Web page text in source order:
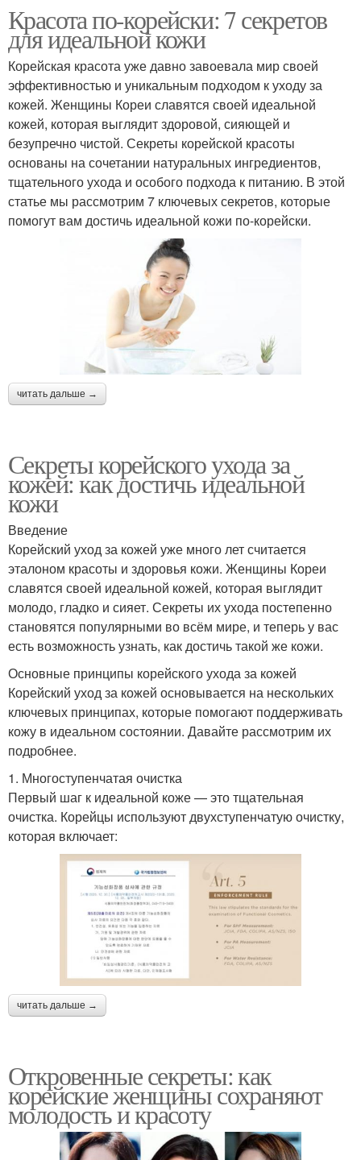
Красота по-корейски: 7 секретов
для идеальной кожи
Корейская красота уже давно завоевала мир своей
эффективностью и уникальным подходом к уходу за
кожей. Женщины Кореи славятся своей идеальной
кожей, которая выглядит здоровой, сияющей и
безупречно чистой. Секреты корейской красоты
основаны на сочетании натуральных ингредиентов,
тщательного ухода и особого подхода к питанию. В этой
статье мы рассмотрим 7 ключевых секретов, которые
помогут вам достичь идеальной кожи по-корейски.
читать дальше →
Секреты корейского ухода за
кожей: как достичь идеальной
кожи
Введение
Корейский уход за кожей уже много лет считается
эталоном красоты и здоровья кожи. Женщины Кореи
славятся своей идеальной кожей, которая выглядит
молодо, гладко и сияет. Секреты их ухода постепенно
становятся популярными во всём мире, и теперь у вас
есть возможность узнать, как достичь такой же кожи.
Основные принципы корейского ухода за кожей
Корейский уход за кожей основывается на нескольких
ключевых принципах, которые помогают поддерживать
кожу в идеальном состоянии. Давайте рассмотрим их
подробнее.
1. Многоступенчатая очистка
Первый шаг к идеальной коже — это тщательная
очистка. Корейцы используют двухступенчатую очистку,
которая включает:
читать дальше →
Откровенные секреты: как
корейские женщины сохраняют
молодость и красоту